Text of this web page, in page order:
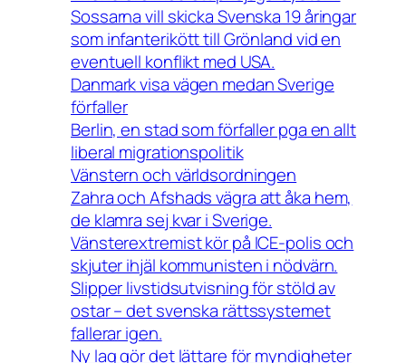
Sossarna vill skicka Svenska 19 åringar
som infanterikött till Grönland vid en
eventuell konflikt med USA.
Danmark visa vägen medan Sverige
förfaller
Berlin, en stad som förfaller pga en allt
liberal migrationspolitik
Vänstern och världsordningen
Zahra och Afshads vägra att åka hem,
de klamra sej kvar i Sverige.
Vänsterextremist kör på ICE-polis och
skjuter ihjäl kommunisten i nödvärn.
Slipper livstidsutvisning för stöld av
ostar – det svenska rättssystemet
fallerar igen.
Ny lag gör det lättare för myndigheter